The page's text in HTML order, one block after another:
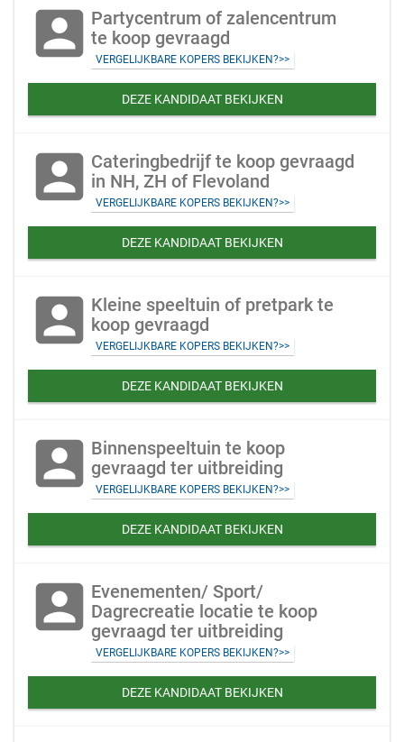
account_box Partycentrum of zalencentrum
te koop gevraagd
VERGELIJKBARE KOPERS BEKIJKEN?>>
DEZE KANDIDAAT BEKIJKEN
account_box Cateringbedrijf te koop gevraagd
in NH, ZH of Flevoland
VERGELIJKBARE KOPERS BEKIJKEN?>>
DEZE KANDIDAAT BEKIJKEN
account_box Kleine speeltuin of pretpark te
koop gevraagd
VERGELIJKBARE KOPERS BEKIJKEN?>>
DEZE KANDIDAAT BEKIJKEN
account_box Binnenspeeltuin te koop
gevraagd ter uitbreiding
VERGELIJKBARE KOPERS BEKIJKEN?>>
DEZE KANDIDAAT BEKIJKEN
account_box Evenementen/ Sport/
Dagrecreatie locatie te koop
gevraagd ter uitbreiding
VERGELIJKBARE KOPERS BEKIJKEN?>>
DEZE KANDIDAAT BEKIJKEN